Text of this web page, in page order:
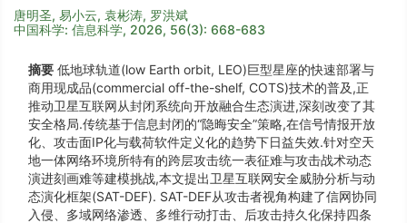
唐明圣, 易小云, 袁彬涛, 罗洪斌
中国科学: 信息科学, 2026, 56(3): 668-683
摘要 低地球轨道(low Earth orbit, LEO)巨型星座的快速部署与
商用现成品(commercial off-the-shelf, COTS)技术的普及,正
推动卫星互联网从封闭系统向开放融合生态演进,深刻改变了其
安全格局.传统基于信息封闭的“隐晦安全”策略,在信号情报开放
化、攻击面IP化与载荷软件定义化的趋势下日益失效.针对空天
地一体网络环境所特有的跨层攻击统一表征难与攻击战术动态
演进刻画难等建模挑战,本文提出卫星互联网安全威胁分析与动
态演化框架(SAT-DEF). SAT-DEF从攻击者视角构建了信网协同
入侵、多域网络渗透、多维行动打击、后攻击持久化保持四条